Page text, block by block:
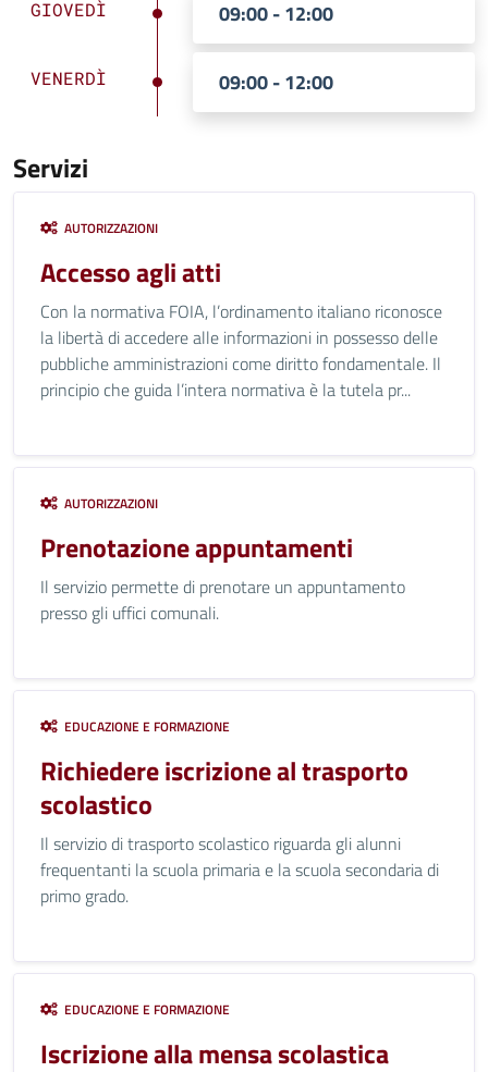
GIOVEDÌ 09:00 - 12:00
VENERDÌ 09:00 - 12:00
Servizi
AUTORIZZAZIONI
Accesso agli atti
Con la normativa FOIA, l’ordinamento italiano riconosce
la libertà di accedere alle informazioni in possesso delle
pubbliche amministrazioni come diritto fondamentale. Il
principio che guida l’intera normativa è la tutela pr...
AUTORIZZAZIONI
Prenotazione appuntamenti
Il servizio permette di prenotare un appuntamento
presso gli uffici comunali.
EDUCAZIONE E FORMAZIONE
Richiedere iscrizione al trasporto
scolastico
Il servizio di trasporto scolastico riguarda gli alunni
frequentanti la scuola primaria e la scuola secondaria di
primo grado.
EDUCAZIONE E FORMAZIONE
Iscrizione alla mensa scolastica